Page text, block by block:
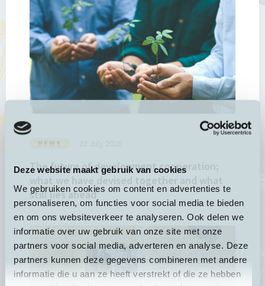
Deze website maakt gebruik van cookies
We gebruiken cookies om content en advertenties te
personaliseren, om functies voor social media te bieden
en om ons websiteverkeer te analyseren. Ook delen we
informatie over uw gebruik van onze site met onze
partners voor social media, adverteren en analyse. Deze
partners kunnen deze gegevens combineren met andere
informatie die u aan ze heeft verstrekt of die ze hebben
Lead
NEWS 23 July 2026
The future of development cooperation;
what we have devised together and what
still lies ahead
more
about
The
future
of
development
cooperation;
we
have
together
and
what
still
lies
ahead
Read
more
about
Working